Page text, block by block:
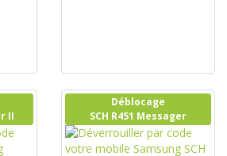
II
Déblocage
SCH R451 Messager